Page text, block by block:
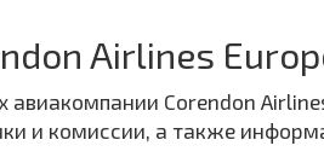
Airlines
авиакомпании Corendon
и комиссии, а также